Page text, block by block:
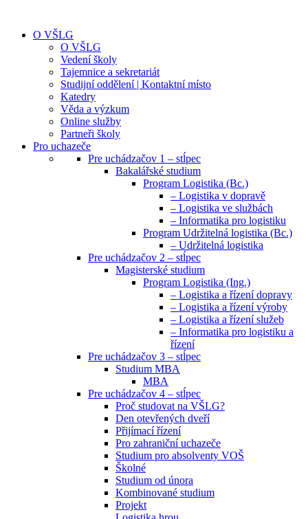
O VŠLG
O VŠLG
Vedení školy
Tajemnice a sekretariát
Studijní oddělení | Kontaktní místo
Katedry
Věda a výzkum
Online služby
Partneři školy
Pro uchazeče
Pre uchádzačov 1 – stĺpec
Bakalářské studium
Program Logistika (Bc.)
– Logistika v dopravě
– Logistika ve službách
– Informatika pro logistiku
Program Udržitelná logistika (Bc.)
– Udržitelná logistika
Pre uchádzačov 2 – stĺpec
Magisterské studium
Program Logistika (Ing.)
– Logistika a řízení dopravy
– Logistika a řízení výroby
– Logistika a řízení služeb
– Informatika pro logistiku a
řízení
Pre uchádzačov 3 – stĺpec
Studium MBA
MBA
Pre uchádzačov 4 – stĺpec
Proč studovat na VŠLG?
Den otevřených dveří
Přijímací řízení
Pro zahraniční uchazeče
Studium pro absolventy VOŠ
Školné
Studium od února
Kombinované studium
Projekt